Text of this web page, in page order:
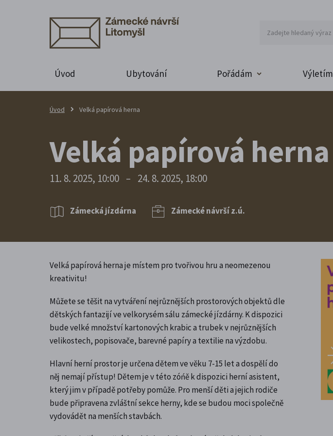
Úvod Ubytování Pořádám Výletím
Úvod Velká papírová herna
Velká papírová herna
11. 8. 2025, 10:00 – 24. 8. 2025, 18:00
Zámecká jízdárna Zámecké návrší z.ú.
Velká papírová herna je místem pro tvořivou hru a neomezenou
kreativitu!
Můžete se těšit na vytváření nejrůznějších prostorových objektů dle
dětských fantazijí ve velkorysém sálu zámecké jízdárny. K dispozici
bude velké množství kartonových krabic a trubek v nejrůznějších
velikostech, popisovače, barevné papíry a textilie na výzdobu.
Hlavní herní prostor je určena dětem ve věku 7-15 let a dospělí do
něj nemají přístup! Dětem je v této zóńě k dispozici herní asistent,
který jim v případě potřeby pomůže. Pro menší děti a jejich rodiče
bude připravena zvláštní sekce herny, kde se budou moci společně
vydovádět na menších stavbách.